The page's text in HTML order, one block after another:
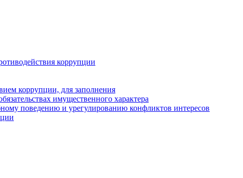
коррупции
коррупции, для заполнения
имущественного характера
поведению и урегулированию конфликтов интересов